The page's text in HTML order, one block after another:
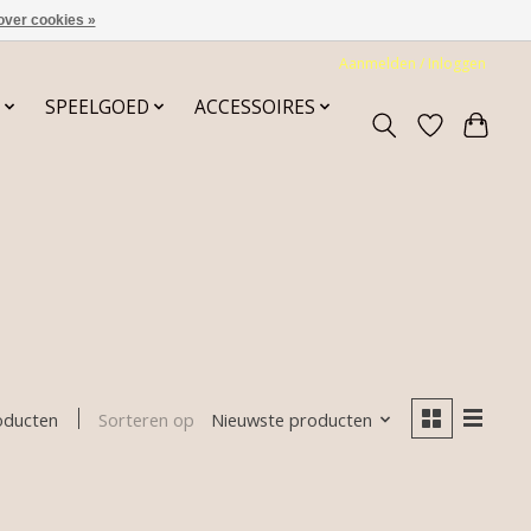
Aanmelden / Inloggen
SPEELGOED
ACCESSOIRES
Sorteren op Nieuwste producten
cookies »